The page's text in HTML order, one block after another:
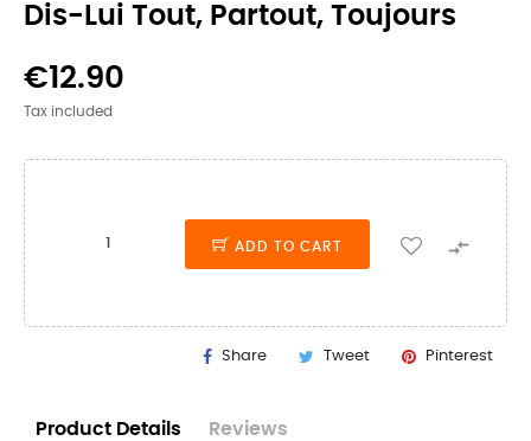
Dis-Lui Tout, Partout, Toujours
€12.90
Tax included
ADD TO CART 
Share Tweet Pinterest
Product Details Reviews